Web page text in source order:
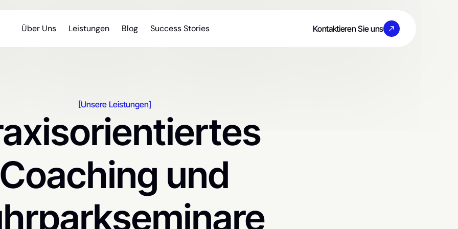
Über Uns Leistungen Blog Success Stories Kontaktieren Sie uns
[Unsere Leistungen]
Coaching und